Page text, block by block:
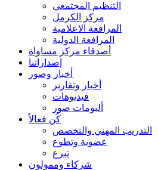
التنظيم المجتمعي
مركز الكرمل
المرافعة الاعلامية
المرافعة الدولية
أصدقاء مركز مساواة
إصداراتنا
أخبار وصور
أخبار وتقارير
فيديوهات
ألبومات صور
كُن فعالاً
التدريب المهني والتخصص
عضوية وتطوع
تبرع
شركاء وممولون